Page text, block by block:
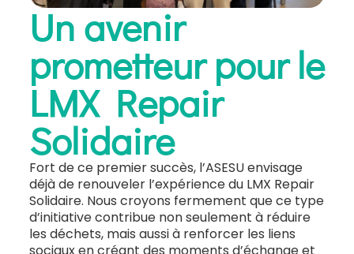
Un avenir
prometteur pour le
LMX Repair
Solidaire
Fort de ce premier succès, l’ASESU envisage
déjà de renouveler l’expérience du LMX Repair
Solidaire. Nous croyons fermement que ce type
d’initiative contribue non seulement à réduire
les déchets, mais aussi à renforcer les liens
sociaux en créant des moments d’échange et